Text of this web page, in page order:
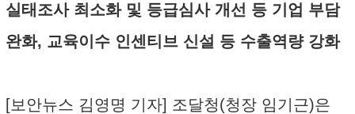
실태조사 최소화 및 등급심사 개선 등 기업 부담
완화, 교육이수 인센티브 신설 등 수출역량 강화
[보안뉴스 김영명 기자] 조달청(청장 임기근)은